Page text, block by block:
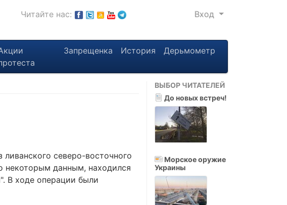
Читайте нас: Вход
Запрещенка История Дерьмометр
северо-восточного
некоторым данным, находился
В ходе операции были
ВЫБОР ЧИТАТЕЛЕЙ
До новых встреч!
Морское оружие
Украины